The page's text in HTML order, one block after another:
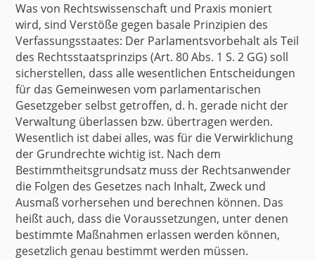
Was von Rechtswissenschaft und Praxis moniert
wird, sind Verstöße gegen basale Prinzipien des
Verfassungsstaates: Der Parlamentsvorbehalt als Teil
des Rechtsstaatsprinzips (Art. 80 Abs. 1 S. 2 GG) soll
sicherstellen, dass alle wesentlichen Entscheidungen
für das Gemeinwesen vom parlamentarischen
Gesetzgeber selbst getroffen, d. h. gerade nicht der
Verwaltung überlassen bzw. übertragen werden.
Wesentlich ist dabei alles, was für die Verwirklichung
der Grundrechte wichtig ist. Nach dem
Bestimmtheitsgrundsatz muss der Rechtsanwender
die Folgen des Gesetzes nach Inhalt, Zweck und
Ausmaß vorhersehen und berechnen können. Das
heißt auch, dass die Voraussetzungen, unter denen
bestimmte Maßnahmen erlassen werden können,
gesetzlich genau bestimmt werden müssen.